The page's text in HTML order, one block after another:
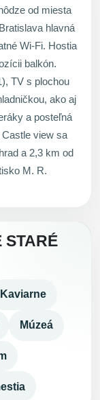
od miesta
hlavná
Wi-Fi. Hostia
balkón.
TV s plochou
ako aj
a posteľná
view sa
a 2,3 km od
M. R.
STARÉ
Kaviarne
Múzeá